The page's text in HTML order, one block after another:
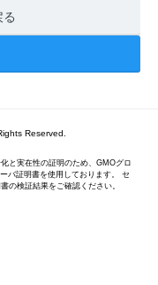
Reserved.
と実在性の証明のため、GMOグロ
バ証明書を使用しております。 セ
の検証結果をご確認ください。